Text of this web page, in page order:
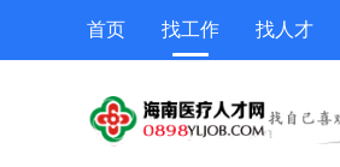
首页 找工作 找人才